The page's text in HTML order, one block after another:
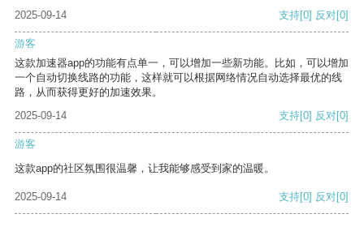
2025-09-14 支持[0] 反对[0]
游客
这款加速器app的功能有点单一，可以增加一些新功能。比如，可以增加
一个自动切换线路的功能，这样就可以根据网络情况自动选择最优的线
路，从而获得更好的加速效果。
2025-09-14
支持[0] 反对[0]
游客
这款app的社区氛围很温馨，让我能够感受到家的温暖。
2025-09-14 支持[0] 反对[0]